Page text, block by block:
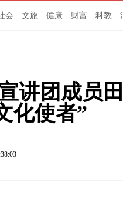
会 文旅 健康 财富 科教
讲团成员
化使者”